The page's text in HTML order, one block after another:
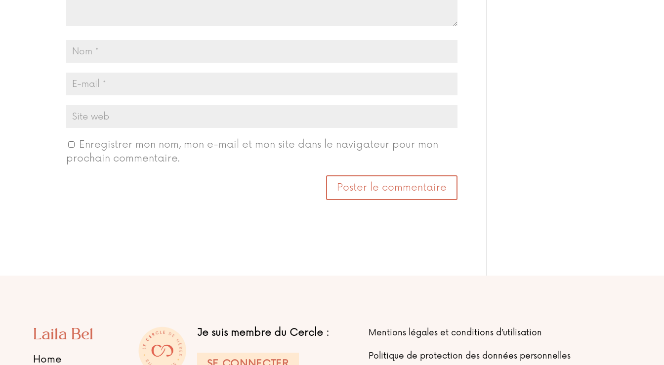
Enregistrer mon nom, mon e-mail et mon site dans le navigateur pour mon
prochain commentaire.
Laila Bel
Home
Je suis membre du Cercle : Mentions légales et conditions d’utilisation
Politique de protection des données personnelles